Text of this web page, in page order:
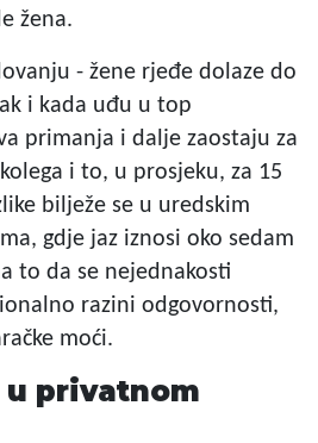
žena.
- žene rjeđe dolaze do
i kada uđu u top
primanja i dalje zaostaju za
i to, u prosjeku, za 15
bilježe se u uredskim
gdje jaz iznosi oko sedam
to da se nejednakosti
razini odgovornosti,
moći.
privatnom